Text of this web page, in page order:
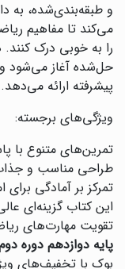
و طبقه‌بندی‌شده، به
می‌کند تا مفاهیم
را به خوبی درک
حل‌شده آغاز می‌شود
پیشرفته ارائه می‌دهد.
ویژگی‌های برجسته:
تمرین‌های متنوع با
طراحی مناسب و جذاب
تمرکز بر آمادگی برای
این کتاب گزینه‌ای
تقویت مهارت‌های
پایه دوازدهم دوره
بوک با تخفیف‌های